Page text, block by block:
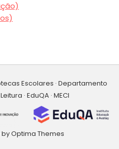
Escolares · Departamento
· EduQA · MECI
byOptima Themes